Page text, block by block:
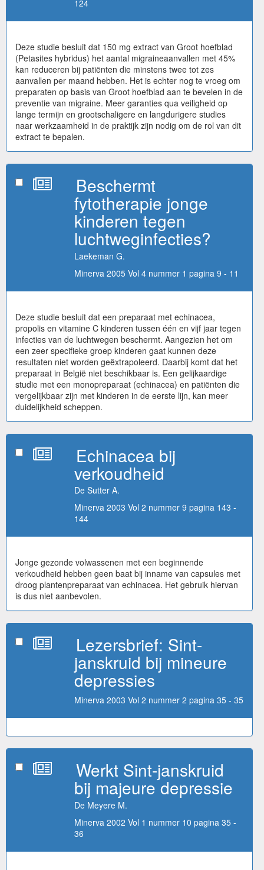
124
Deze studie besluit dat 150 mg extract van Groot hoefblad
(Petasites hybridus) het aantal migraineaanvallen met 45%
kan reduceren bij patiënten die minstens twee tot zes
aanvallen per maand hebben. Het is echter nog te vroeg om
preparaten op basis van Groot hoefblad aan te bevelen in de
preventie van migraine. Meer garanties qua veiligheid op
lange termijn en grootschaligere en langdurigere studies
naar werkzaamheid in de praktijk zijn nodig om de rol van dit
extract te bepalen.
Beschermt
fytotherapie jonge
kinderen tegen
luchtweginfecties?
Laekeman G.
Minerva 2005 Vol 4 nummer 1 pagina 9 - 11
Deze studie besluit dat een preparaat met echinacea,
propolis en vitamine C kinderen tussen één en vijf jaar tegen
infecties van de luchtwegen beschermt. Aangezien het om
een zeer specifieke groep kinderen gaat kunnen deze
resultaten niet worden geëxtrapoleerd. Daarbij komt dat het
preparaat in België niet beschikbaar is. Een gelijkaardige
studie met een monopreparaat (echinacea) en patiënten die
vergelijkbaar zijn met kinderen in de eerste lijn, kan meer
duidelijkheid scheppen.
Echinacea bij
verkoudheid
De Sutter A.
Minerva 2003 Vol 2 nummer 9 pagina 143 -
144
Jonge gezonde volwassenen met een beginnende
verkoudheid hebben geen baat bij inname van capsules met
droog plantenpreparaat van echinacea. Het gebruik hiervan
is dus niet aanbevolen.
Lezersbrief: Sint-
janskruid bij mineure
depressies
Minerva 2003 Vol 2 nummer 2 pagina 35 - 35
Werkt Sint-janskruid
bij majeure depressie
De Meyere M.
Minerva 2002 Vol 1 nummer 10 pagina 35 -
36